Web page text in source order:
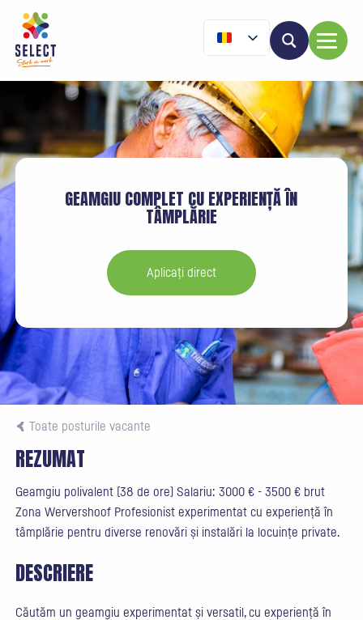
GEAMGIU COMPLET CU EXPERIENȚĂ ÎN
TÂMPLĂRIE
Aplicați direct
Toate posturile vacante
REZUMAT
Geamgiu polivalent (38 de ore) Salariu: 3000 € - 3500 € brut
Zona Wervershoof Profesionist experimentat cu experiență în
tâmplărie pentru diverse renovări și instalări la locuințe private.
DESCRIERE
Căutăm un geamgiu experimentat și versatil, cu experiență în